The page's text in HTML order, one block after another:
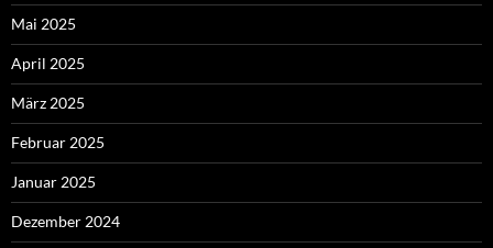
Mai 2025
April 2025
März 2025
Februar 2025
Januar 2025
Dezember 2024